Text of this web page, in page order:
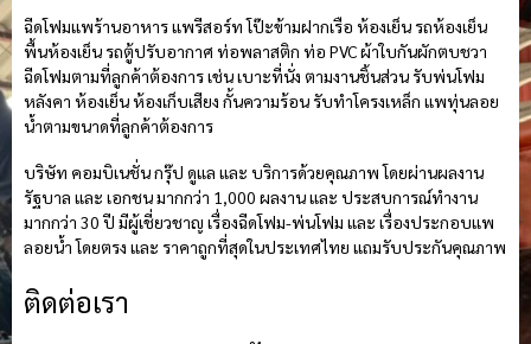
ฉีดโฟมแพร้านอาหาร แพรีสอร์ท โป๊ะข้ามฝากเรือ ห้องเย็น รถห้องเย็น
พื้นห้องเย็น รถตู้ปรับอากาศ ท่อพลาสติก ท่อ PVC ผ้าใบกันผักตบชวา
ฉีดโฟมตามที่ลูกค้าต้องการ เช่น เบาะที่นั่ง ตามงานชิ้นส่วน รับพ่นโฟม
หลังคา ห้องเย็น ห้องเก็บเสียง กั้นความร้อน รับทำโครงเหล็ก แพทุ่นลอย
น้ำตามขนาดที่ลูกค้าต้องการ
บริษัท คอมบิเนชั่น กรุ๊ป ดูแล และ บริการด้วยคุณภาพ โดยผ่านผลงาน
รัฐบาล และ เอกชน มากกว่า 1,000 ผลงาน และ ประสบการณ์ทำงาน
มากกว่า 30 ปี มีผู้เชี่ยวชาญ เรื่องฉีดโฟม-พ่นโฟม และ เรื่องประกอบแพ
ลอยน้ำ โดยตรง และ ราคาถูกที่สุดในประเทศไทย แถมรับประกันคุณภาพ
ติดต่อเรา